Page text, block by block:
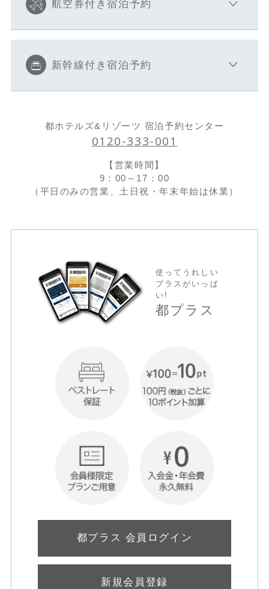
航空券付き宿泊予約
新幹線付き宿泊予約
都ホテルズ&リゾーツ 宿泊予約センター
0120-333-001
【営業時間】
9：00～17：00
（平日のみの営業、土日祝・年末年始は休業）
使ってうれしい
プラスがいっぱ
い!
都プラス
都プラス 会員ログイン
新規会員登録